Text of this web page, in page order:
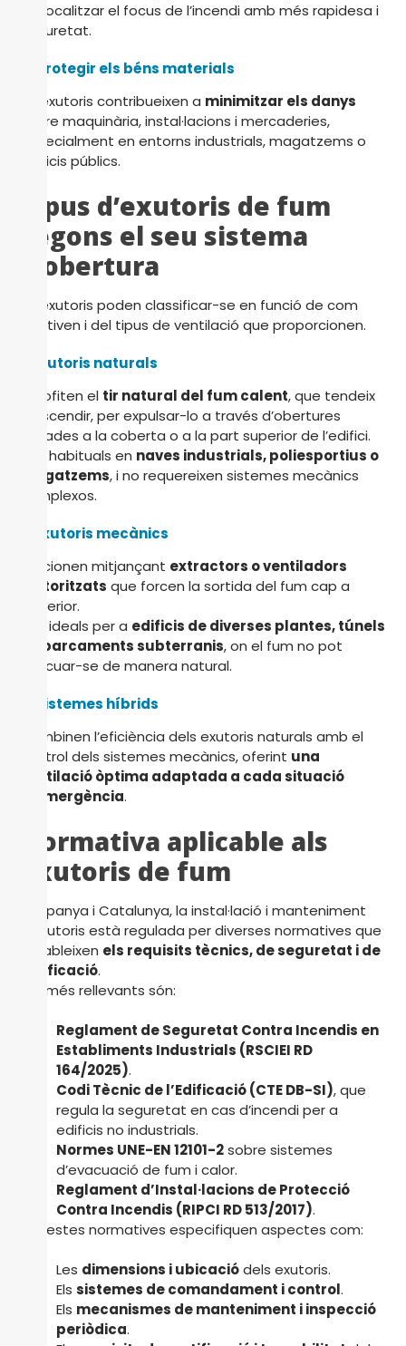
los localitzar el focus de l’incendi amb més rapidesa i
seguretat.
4. Protegir els béns materials
Els exutoris contribueixen a minimitzar els danys
sobre maquinària, instal·lacions i mercaderies,
especialment en entorns industrials, magatzems o
edificis públics.
Tipus d’exutoris de fum
segons el seu sistema
d’obertura
Els exutoris poden classificar-se en funció de com
s’activen i del tipus de ventilació que proporcionen.
1. Exutoris naturals
Aprofiten el tir natural del fum calent, que tendeix
a ascendir, per expulsar-lo a través d’obertures
situades a la coberta o a la part superior de l’edifici.
Són habituals en naves industrials, poliesportius o
magatzems, i no requereixen sistemes mecànics
complexos.
2. Exutoris mecànics
Funcionen mitjançant extractors o ventiladors
motoritzats que forcen la sortida del fum cap a
l’exterior.
Són ideals per a edificis de diverses plantes, túnels
o aparcaments subterranis, on el fum no pot
evacuar-se de manera natural.
3. Sistemes híbrids
Combinen l’eficiència dels exutoris naturals amb el
control dels sistemes mecànics, oferint una
ventilació òptima adaptada a cada situació
d’emergència.
Normativa aplicable als
exutoris de fum
A Espanya i Catalunya, la instal·lació i manteniment
d’exutoris està regulada per diverses normatives que
estableixen els requisits tècnics, de seguretat i de
verificació.
Les més rellevants són:
Reglament de Seguretat Contra Incendis en
Establiments Industrials (RSCIEI RD
164/2025).
Codi Tècnic de l’Edificació (CTE DB-SI), que
regula la seguretat en cas d’incendi per a
edificis no industrials.
Normes UNE-EN 12101-2sobre sistemes
d’evacuació de fum i calor.
Reglament d’Instal·lacions de Protecció
Contra Incendis (RIPCI RD 513/2017).
Aquestes normatives especifiquen aspectes com:
Les dimensions i ubicaciódels exutoris.
Elssistemes de comandament i control.
Els mecanismes de manteniment i inspecció
periòdica.